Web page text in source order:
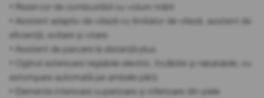
• Rezervor de combustibil cu volum mărit
• Asistent adaptiv de viteză cu limitator de viteză, asistent de
eficiență, evitare și virare
• Asistent de parcare la distanță plus
• Oglinzi exterioare reglabile electric, încălzite și rabatabile, cu
estompare automată pe ambele părți
• Elemente interioare superioare și inferioare din piele